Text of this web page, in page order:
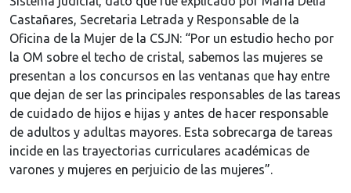
Castañares, Secretaria Letrada y Responsable de la
Oficina de la Mujer de la CSJN: “Por un estudio hecho por
la OM sobre el techo de cristal, sabemos las mujeres se
presentan a los concursos en las ventanas que hay entre
que dejan de ser las principales responsables de las tareas
de cuidado de hijos e hijas y antes de hacer responsable
de adultos y adultas mayores. Esta sobrecarga de tareas
incide en las trayectorias curriculares académicas de
varones y mujeres en perjuicio de las mujeres”.